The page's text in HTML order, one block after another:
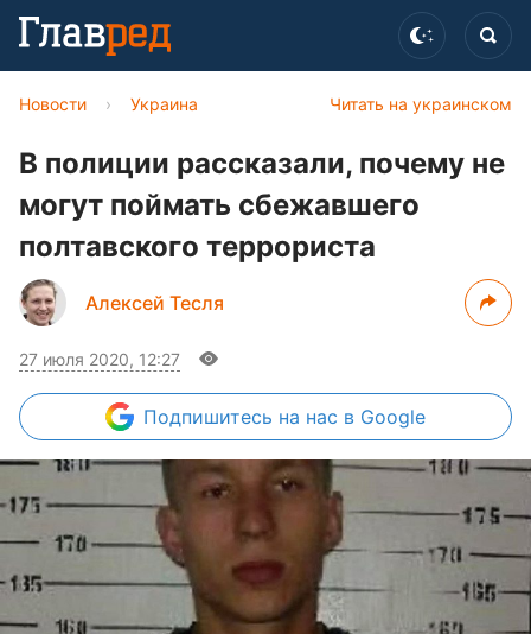
Читать на украинском
Новости › Украина
В полиции рассказали, почему не
могут поймать сбежавшего
полтавского террориста
Алексей Тесля
27 июля 2020, 12:27
Подпишитесь на нас в Google